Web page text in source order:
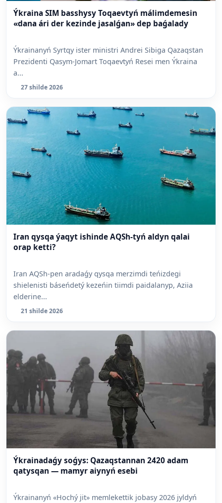
Ýkraina SIM basshysy Toqaevtyń málimdemesin
«dana ári der kezinde jasalǵan» dep baǵalady
Ýkrainanyń Syrtqy ister ministri Andrei Sibiga Qazaqstan
Prezidenti Qasym-Jomart Toqaevtyń Resei men Ýkraina
a...
27 shilde 2026
Iran qysqa ýaqyt ishinde AQSh-tyń aldyn qalai
orap ketti?
Iran AQSh-pen aradaǵy qysqa merzimdi teńizdegi
shielenisti báseńdetý kezeńin tiimdi paidalanyp, Aziia
elderine...
21 shilde 2026
Ýkrainadaǵy soǵys: Qazaqstannan 2420 adam
qatysqan — mamyr aiynyń esebi
Ýkrainanyń «Hochý jit» memlekettik jobasy 2026 jyldyń